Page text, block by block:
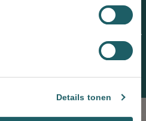
Details tonen
onze showrooms
de perfecte tegels uitzoeken voor
kennismaking met een
te bespreken.